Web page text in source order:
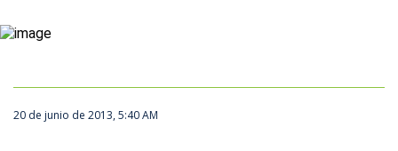
20 de junio de 2013, 5:40 AM